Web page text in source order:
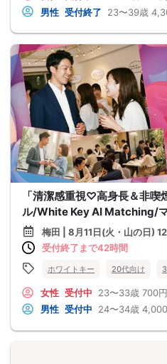
男性 受付終了 23〜39歳
「清潔感重視♡高身長＆非喫
ル/White Key AI Matching/
梅田 | 8月11日(火・山の日)
受付終了まで42時間
ホワイトキー 20代向け
女性 受付中 23〜33歳 700円
男性 受付中 24〜34歳